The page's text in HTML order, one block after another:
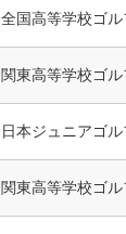
全国高等学校ゴ
関東高等学校ゴ
日本ジュニアゴ
関東高等学校ゴ